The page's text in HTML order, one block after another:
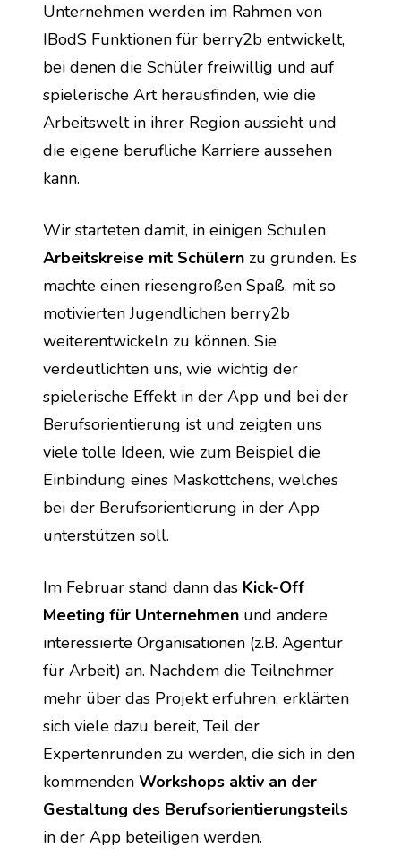
Unternehmen werden im Rahmen von
IBodS Funktionen für berry2b entwickelt,
bei denen die Schüler freiwillig und auf
spielerische Art herausfinden, wie die
Arbeitswelt in ihrer Region aussieht und
die eigene berufliche Karriere aussehen
kann.
Arbeitskreise mit Schülern zu gründen. Es
machte einen riesengroßen Spaß, mit so
motivierten Jugendlichen berry2b
weiterentwickeln zu können. Sie
verdeutlichten uns, wie wichtig der
spielerische Effekt in der App und bei der
Berufsorientierung ist und zeigten uns
viele tolle Ideen, wie zum Beispiel die
Einbindung eines Maskottchens, welches
bei der Berufsorientierung in der App
unterstützen soll.
Im Februar stand dann das Kick-Off
Meeting für Unternehmen und andere
interessierte Organisationen (z.B. Agentur
für Arbeit) an. Nachdem die Teilnehmer
mehr über das Projekt erfuhren, erklärten
sich viele dazu bereit, Teil der
Expertenrunden zu werden, die sich in den
kommenden Workshops aktiv an der
Gestaltung des Berufsorientierungsteils
in der App beteiligen werden.